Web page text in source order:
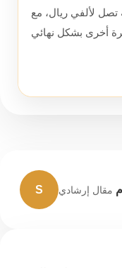
تصل لألفي ريال، مع
S مقال إرشادي